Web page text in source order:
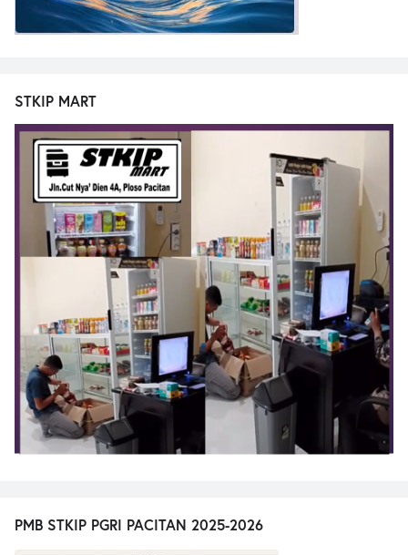
STKIP MART
PMB STKIP PGRI PACITAN 2025-2026